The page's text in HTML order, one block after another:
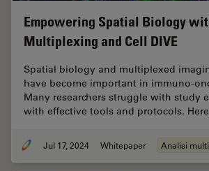
Empowering Spatial Biology
Multiplexing and Cell DIVE
Spatial biology and multiplexed
have become important in immuno-
Many researchers struggle with study
with effective tools and protocols.
Jul 17, 2024 Whitepaper Analisi